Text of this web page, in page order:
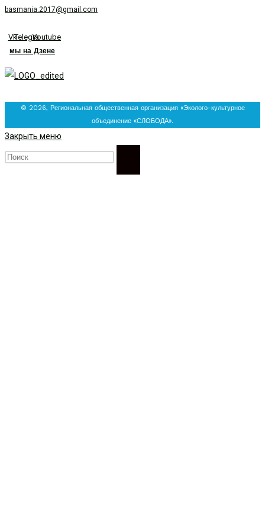
basmania.2017@gmail.com
VkTelegramYoutube
мы на Дзене
© 2026, Региональная общественная организация «Эколого-культурное
объединение «СЛОБОДА».
Закрыть меню